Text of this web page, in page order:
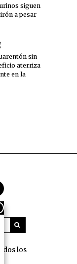
siguen
a pesar
sin
aterriza
en la
los